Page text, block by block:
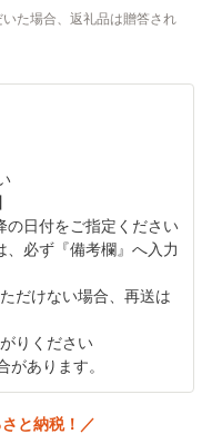
た場合、返礼品は贈答され
の日付をご指定ください
、必ず『備考欄』へ入力
だけない場合、再送は
りください
あります。
と納税！／